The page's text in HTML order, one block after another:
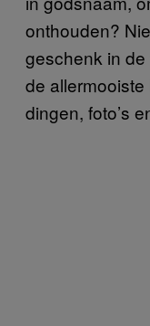
onthouden?
geschenk in
de
dingen, foto’s